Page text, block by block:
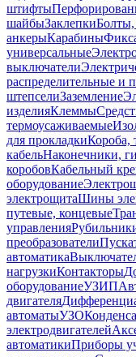
штифты
шайбыЗаклепки
анкерыКарабины
универсальные
выключатели
распределительные и
штепселиЗаземление
изделияКлеммы
термоусаживаемые
для прокладкиКороба,
кабельНаконечники,
коробовКабельный
оборудование
электрощитаШины
путевые, концевые
управления
преобразователи
автоматика
нагрузкиКонтакторы
оборудованиеУЗИП
двигателя
автоматыУЗО
электродвигателей
автоматикиПриборы